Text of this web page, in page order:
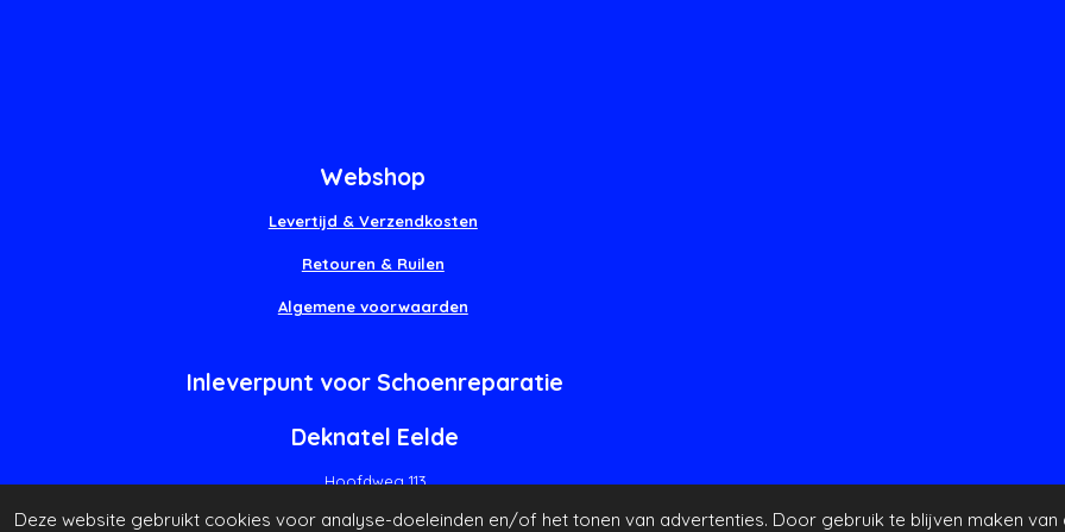
Deze website gebruikt cookies voor analyse-doeleinden en/of het tonen van advertenties. Door gebruik te blijven maken
Webshop
Levertijd & Verzendkosten
Retouren & Ruilen
Algemene voorwaarden
Inleverpunt voor Schoenreparatie
Deknatel Eelde
Hoofdweg 113